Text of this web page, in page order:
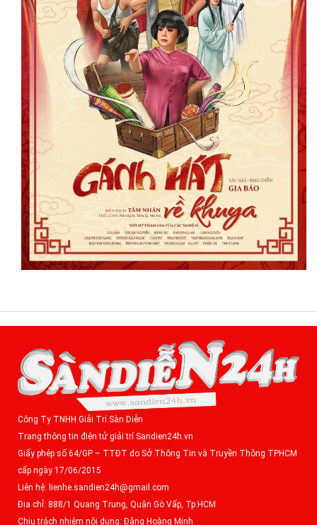
Công Ty TNHH Giải Trí Sàn Diễn
Trang thông tin điện tử giải trí Sandien24h.vn
Giấy phép số 64/GP – TTĐT do Sở Thông Tin và Truyền Thông TPHCM
cấp ngày 17/06/2015
Liên hệ: lienhe.sandien24h@gmail.com
Địa chỉ: 888/1 Quang Trung, Quận Gò Vấp, Tp.HCM
Chịu trách nhiệm nội dung: Đặng Hoàng Minh